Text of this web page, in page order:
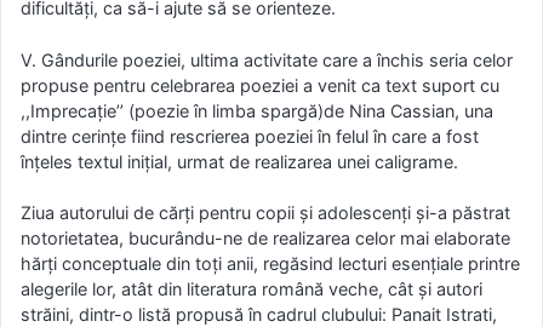
dificultăți, ca să-i ajute să se orienteze.
V. Gândurile poeziei, ultima activitate care a închis seria celor
propuse pentru celebrarea poeziei a venit ca text suport cu
,,Imprecație’’ (poezie în limba spargă)de Nina Cassian, una
dintre cerințe fiind rescrierea poeziei în felul în care a fost
înțeles textul inițial, urmat de realizarea unei caligrame.
Ziua autorului de cărți pentru copii și adolescenți și-a păstrat
notorietatea, bucurându-ne de realizarea celor mai elaborate
hărți conceptuale din toți anii, regăsind lecturi esențiale printre
alegerile lor, atât din literatura română veche, cât și autori
străini, dintr-o listă propusă în cadrul clubului: Panait Istrati,